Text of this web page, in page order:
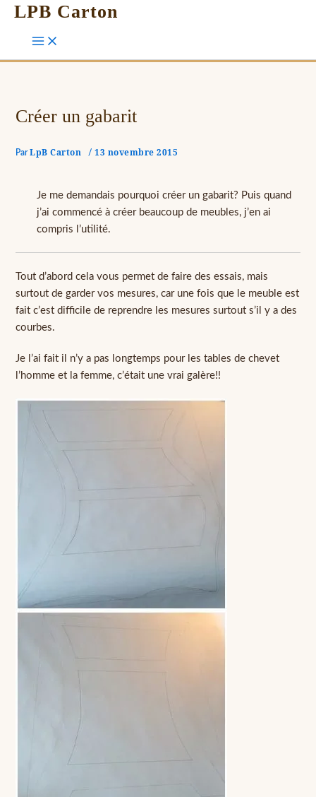
LPB Carton
Créer un gabarit
ParLpB Carton /13 novembre 2015
Je me demandais pourquoi créer un gabarit? Puis quand
j’ai commencé à créer beaucoup de meubles, j’en ai
compris l’utilité.
Tout d’abord cela vous permet de faire des essais, mais
surtout de garder vos mesures, car une fois que le meuble est
fait c’est difficile de reprendre les mesures surtout s’il y a des
courbes.
Je l’ai fait il n’y a pas longtemps pour les tables de chevet
l’homme et la femme, c’était une vrai galère!!